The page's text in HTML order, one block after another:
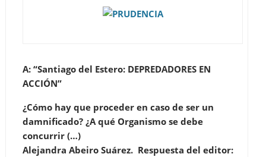
A:“Santiago del Estero: DEPREDADORES EN
ACCIÓN”
¿Cómo hay que proceder en caso de ser un
damnificado? ¿A qué Organismo se debe
concurrir (…)
Alejandra Abeiro Suárez. Respuesta del editor: